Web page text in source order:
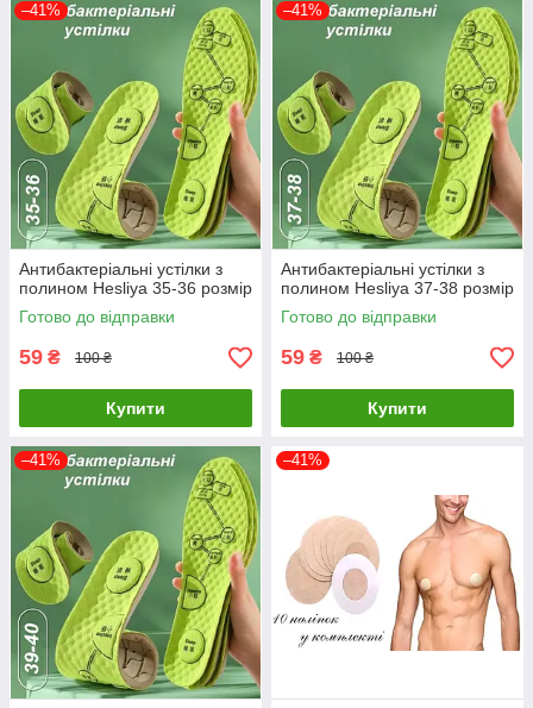
–41%
Антибактеріальні устілки з
полином Hesliya 35-36 розмір
Готово до відправки
59 ₴ 100 ₴
Купити
–41%
Антибактеріальні устілки з
полином Hesliya 37-38 розмір
Готово до відправки
59 ₴ 100 ₴
Купити
–41% –41%